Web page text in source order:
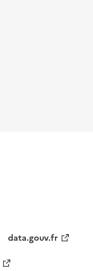
data.gouv.fr